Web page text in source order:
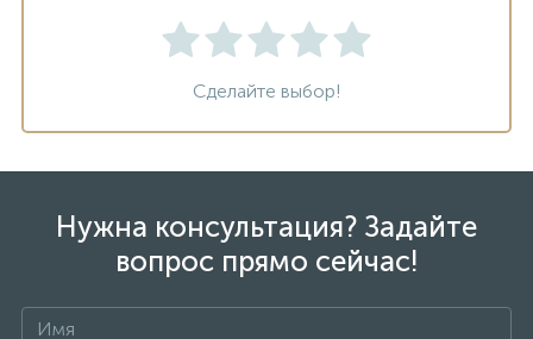
Сделайте выбор!
Нужна консультация? Задайте
вопрос прямо сейчас!